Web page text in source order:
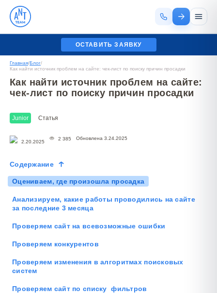
ОСТАВИТЬ ЗАЯВКУ
Главная/Блог/
Как найти источник проблем на сайте: чек-лист по поиску причин просадки
Как найти источник проблем на сайте:
чек-лист по поиску причин просадки
Junior Статья
2.20.2025
2 385 Обновлена 3.24.2025
Содержание
Оцениваем, где произошла просадка
Анализируем, какие работы проводились на сайте
за последние 3 месяца
Проверяем сайт на всевозможные ошибки
Проверяем конкурентов
Проверяем изменения в алгоритмах поисковых
систем
Проверяем сайт по списку фильтров